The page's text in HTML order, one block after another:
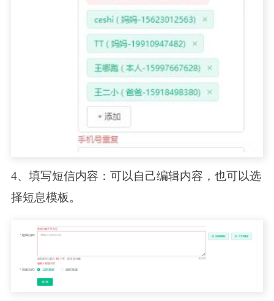
4、填写短信内容：可以自己编辑内容，也可以选
择短息模板。